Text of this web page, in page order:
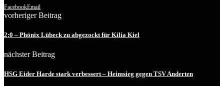
FacebookEmail
vorheriger Beitrag
2:0 – Phönix Lübeck zu abgezockt für Kilia Kiel
nächster Beitrag
HSG Eider Harde stark verbessert – Heimsieg gegen TSV Anderten